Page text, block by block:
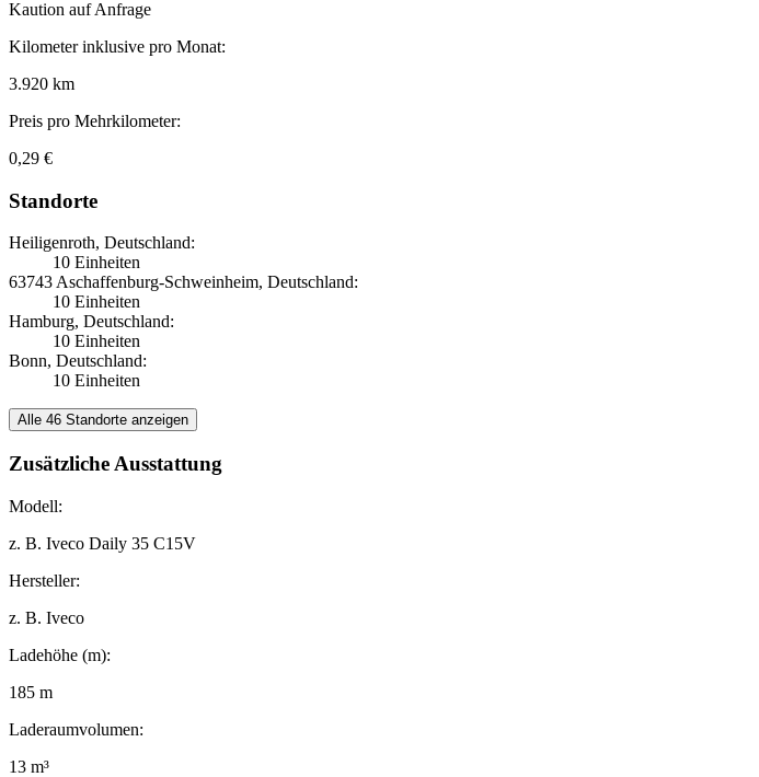
Kaution auf Anfrage
Kilometer inklusive pro Monat:
3.920 km
Preis pro Mehrkilometer:
0,29 €
Standorte
Heiligenroth, Deutschland:
10 Einheiten
63743 Aschaffenburg-Schweinheim, Deutschland:
10 Einheiten
Hamburg, Deutschland:
10 Einheiten
Bonn, Deutschland:
10 Einheiten
Alle 46 Standorte anzeigen
Zusätzliche Ausstattung
Modell:
z. B. Iveco Daily 35 C15V
Hersteller:
z. B. Iveco
Ladehöhe (m):
185 m
Laderaumvolumen:
13 m³